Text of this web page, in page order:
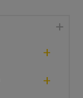
+
+